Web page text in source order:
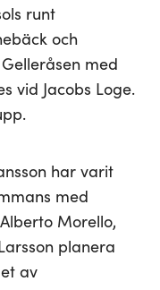
runt
och
med
vid Jacobs Loge.
har varit
med
Morello,
planera
av